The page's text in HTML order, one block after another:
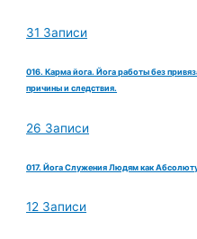
31 Записи
016. Карма йога. Йога работы без
причины и следствия.
26 Записи
017. Йога Служения Людям как Абсолюту.
12 Записи